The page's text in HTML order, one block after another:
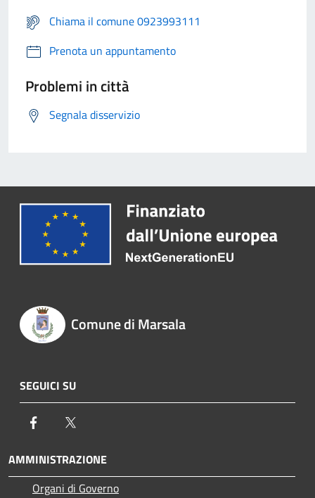
Chiama il comune 0923993111
Prenota un appuntamento
Problemi in città
Segnala disservizio
Comune di Marsala
SEGUICI SU
Facebook
AMMINISTRAZIONE
Organi di Governo